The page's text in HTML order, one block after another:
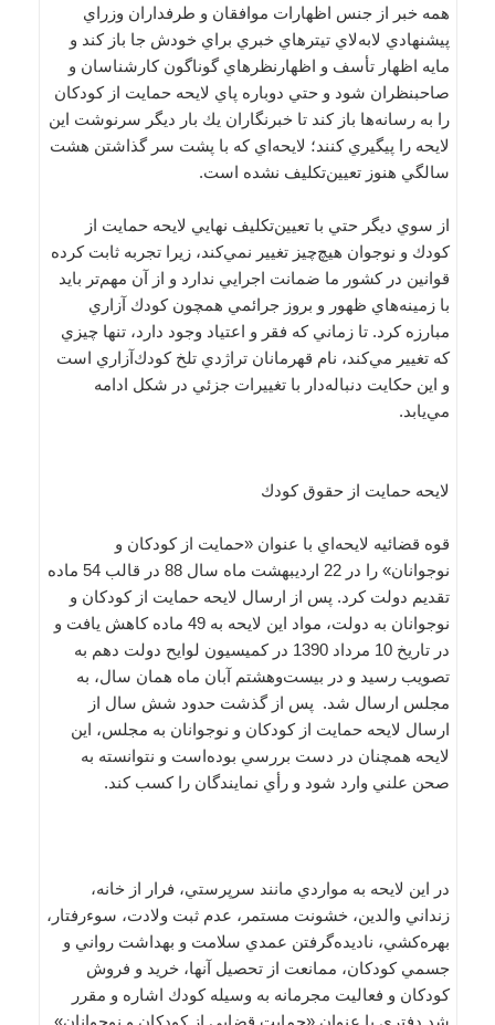
همه خبر از جنس اظهارات موافقان و طرفداران وزراي
پيشنهادي لابه‌لاي تيترهاي خبري براي خودش جا باز كند و
مايه اظهار تأسف و اظهار‌نظرهاي گوناگون كارشناسان و
صاحبنظران شود و حتي دوباره پاي لايحه حمايت از كودكان
را به رسانه‌ها باز كند تا خبرنگاران يك بار ديگر سرنوشت اين
لايحه را پيگيري كنند؛‌ لايحه‌اي كه با پشت سر گذاشتن هشت
سالگي هنوز تعيين‌تكليف نشده است.
از سوي ديگر حتي با تعيين‌تكليف نهايي لايحه حمايت از
كودك و نوجوان هيچ‌چيز تغيير نمي‌كند، زيرا تجربه ثابت كرده
قوانين در كشور ما ضمانت اجرايي ندارد و از آن مهم‌تر بايد
با زمينه‌هاي ظهور و بروز جرائمي همچون كودك آزاري
مبارزه كرد. تا زماني كه فقر و اعتياد وجود دارد، تنها چيزي
كه تغيير مي‌كند، نام قهرمانان تراژدي تلخ كودك‌آزاري است
و اين حكايت دنباله‌دار با تغييرات جزئي در شكل ادامه
مي‌يابد.
لايحه حمايت از حقوق كودك
قوه قضائيه لايحه‌اي با عنوان «حمايت از كودكان و
نوجوانان» را در 22 ارديبهشت ماه سال 88 در قالب 54 ماده
تقديم دولت كرد. پس از ارسال لايحه حمايت از كودكان و
نوجوانان به دولت، مواد اين لايحه به 49 ماده كاهش يافت و
در تاريخ 10 مرداد 1390 در كميسيون لوايح دولت دهم به
تصويب رسيد و در بيست‌وهشتم آبان ماه همان سال، به
مجلس ارسال شد. پس از گذشت حدود شش سال از
ارسال لايحه حمايت از كودكان و نوجوانان به مجلس، اين
لايحه همچنان در دست بررسي بوده‌است و نتوانسته به
صحن علني وارد شود و رأي نمايندگان را كسب كند.
در اين لايحه به مواردي مانند سرپرستي، فرار از خانه،
زنداني والدين، خشونت مستمر، عدم ثبت ولادت، سوءرفتار،
بهره‌كشي، ناديده‌گرفتن عمدي سلامت و بهداشت رواني و
جسمي كودكان، ممانعت از تحصيل آنها، خريد و فروش
كودكان و فعاليت مجرمانه به وسيله كودك اشاره و مقرر
شد دفتري با عنوان «حمايت قضايي از كودكان و نوجوانان»